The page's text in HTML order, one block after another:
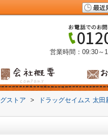
営業時間：09:30～
ストア > ドラッグセイムス 太田